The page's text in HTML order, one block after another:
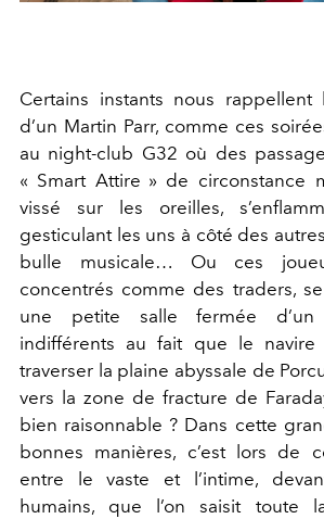
Certains instants nous rappellent
d’un Martin Parr, comme ces
au night-club G32 où des
« Smart Attire » de circonstance
vissé sur les oreilles,
gesticulant les uns à côté des
bulle musicale… Ou ces
concentrés comme des traders,
une petite salle fermée d’un
indifférents au fait que le
traverser la plaine abyssale de
vers la zone de fracture de
bien raisonnable ? Dans cette
bonnes manières, c’est lors de
entre le vaste et l’intime,
humains, que l’on saisit toute